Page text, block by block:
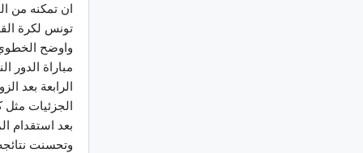
ان تمكنه من
تونس لكرة
واوضح
مباراة الدور
الرابعة بعد
الجزئيات مثل
بعد استقدام
وتحسنت